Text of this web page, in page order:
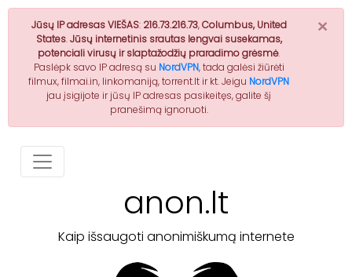
×
Jūsų IP adresas VIEŠAS: 216.73.216.73,Columbus, United
States.Jūsų internetinis srautas lengvai susekamas,
potenciali virusų ir slaptažodžių praradimo grėsmė.
Paslėpk savo IP adresą su NordVPN, tada galėsi žiūrėti
filmux, filmai.in, linkomaniją, torrent.lt ir kt. Jeigu NordVPN
jau įsigijote ir jūsų IP adresas pasikeitęs, galite šį
pranešimą ignoruoti.
anon.lt
Kaip išsaugoti anonimiškumą internete